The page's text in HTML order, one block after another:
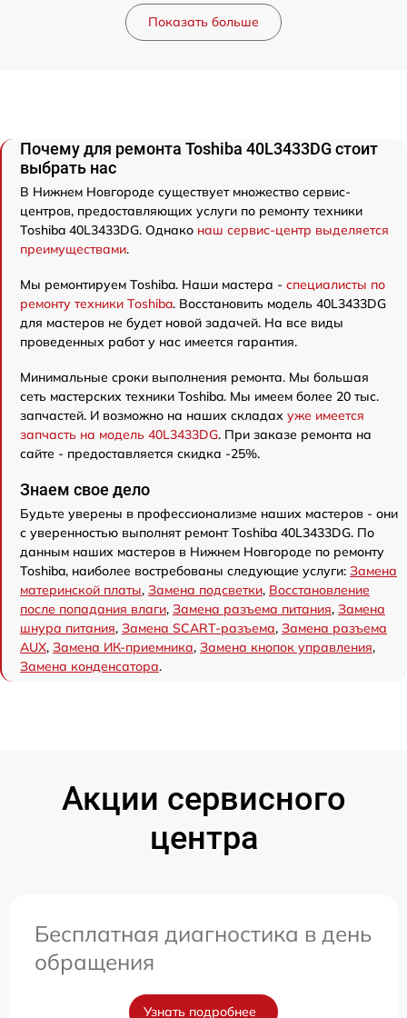
Показать больше
Почему для ремонта Toshiba 40L3433DG стоит
выбрать нас
В Нижнем Новгороде существует множество сервис-
центров, предоставляющих услуги по ремонту техники
Toshiba 40L3433DG. Однако наш сервис-центр выделяется
преимуществами.
Мы ремонтируем Toshiba. Наши мастера - специалисты по
ремонту техники Toshiba. Восстановить модель 40L3433DG
для мастеров не будет новой задачей. На все виды
проведенных работ у нас имеется гарантия.
Минимальные сроки выполнения ремонта. Мы большая
сеть мастерских техники Toshiba. Мы имеем более 20 тыс.
запчастей. И возможно на наших складах уже имеется
запчасть на модель 40L3433DG. При заказе ремонта на
сайте - предоставляется скидка -25%.
Знаем свое дело
Будьте уверены в профессионализме наших мастеров - они
с уверенностью выполнят ремонт Toshiba 40L3433DG. По
данным наших мастеров в Нижнем Новгороде по ремонту
Toshiba, наиболее востребованы следующие услуги: Замена
материнской платы, Замена подсветки, Восстановление
после попадания влаги, Замена разъема питания, Замена
шнура питания, Замена SCART-разъема, Замена разъема
AUX, Замена ИК-приемника, Замена кнопок управления,
Замена конденсатора.
Акции сервисного
центра
Бесплатная диагностика в день
обращения
Узнать подробнее